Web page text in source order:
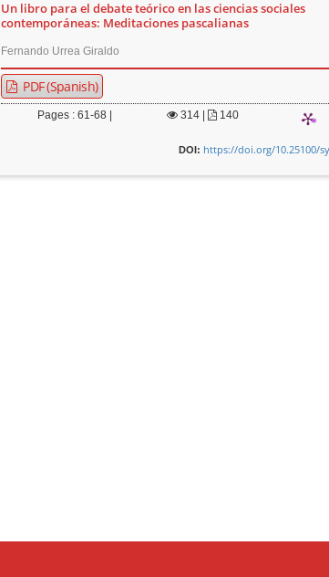
Un libro para el debate teórico en las ciencias sociales
contemporáneas: Meditaciones pascalianas
Fernando Urrea Giraldo
PDF (Spanish)
Pages : 61-68 | 314| 140
DOI: https://doi.org/10.25100/